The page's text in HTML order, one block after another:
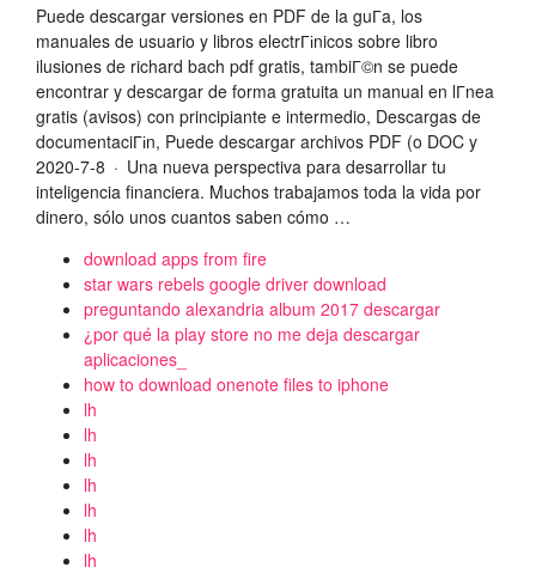
Puede descargar versiones en PDF de la guГ­a, los
manuales de usuario y libros electrГіnicos sobre libro
ilusiones de richard bach pdf gratis, tambiГ©n se puede
encontrar y descargar de forma gratuita un manual en lГ­nea
gratis (avisos) con principiante e intermedio, Descargas de
documentaciГіn, Puede descargar archivos PDF (o DOC y
2020-7-8 · Una nueva perspectiva para desarrollar tu
inteligencia financiera. Muchos trabajamos toda la vida por
dinero, sólo unos cuantos saben cómo …
download apps from fire
star wars rebels google driver download
preguntando alexandria album 2017 descargar
¿por qué la play store no me deja descargar
aplicaciones_
how to download onenote files to iphone
lh
lh
lh
lh
lh
lh
lh